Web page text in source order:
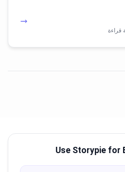
Use Storypie for